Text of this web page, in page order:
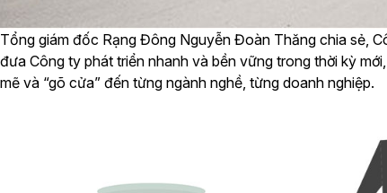
Tổng giám đốc Rạng Đông Nguyễn Đoàn Thăng chia sẻ,
đưa Công ty phát triển nhanh và bền vững trong thời kỳ
mẽ và “gõ cửa” đến từng ngành nghề, từng doanh nghiệp.